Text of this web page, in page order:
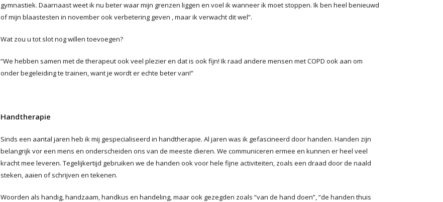
gymnastiek. Daarnaast weet ik nu beter waar mijn grenzen liggen en voel ik wanneer ik moet stoppen. Ik ben heel benieuwd
of mijn blaastesten in november ook verbetering geven , maar ik verwacht dit wel”.
Wat zou u tot slot nog willen toevoegen?
“We hebben samen met de therapeut ook veel plezier en dat is ook fijn! Ik raad andere mensen met COPD ook aan om
onder begeleiding te trainen, want je wordt er echte beter van!”
Handtherapie
Sinds een aantal jaren heb ik mij gespecialiseerd in handtherapie. Al jaren was ik gefascineerd door handen. Handen zijn
belangrijk vor een mens en onderscheiden ons van de meeste dieren. We communiceren ermee en kunnen er heel veel
kracht mee leveren. Tegelijkertijd gebruiken we de handen ook voor hele fijne activiteiten, zoals een draad door de naald
steken, aaien of schrijven en tekenen.
Woorden als handig, handzaam, handkus en handeling, maar ook gezegden zoals “van de hand doen”, “de handen thuis